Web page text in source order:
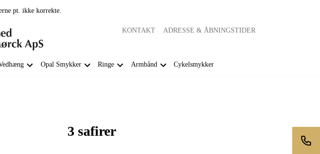
pt. ikke korrekte.
KONTAKT ADRESSE & ÅBNINGSTIDER
Opal Smykker Ringe Armbånd Cykelsmykker
3 safirer